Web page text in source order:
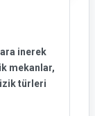
inerek
mekanlar,
türleri